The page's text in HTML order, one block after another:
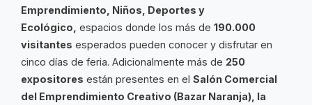
Emprendimiento, Niños, Deportes y
Ecológico, espacios donde los más de 190.000
visitantes esperados pueden conocer y disfrutar en
cinco días de feria. Adicionalmente más de 250
expositores están presentes en el Salón Comercial
del Emprendimiento Creativo (Bazar Naranja), la